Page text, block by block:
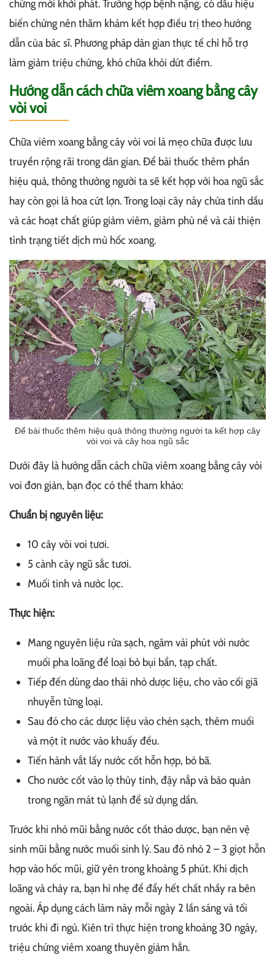
chứng mới khởi phát. Trường hợp bệnh nặng, có dấu hiệu
biến chứng nên thăm khám kết hợp điều trị theo hướng
dẫn của bác sĩ. Phương pháp dân gian thực tế chỉ hỗ trợ
làm giảm triệu chứng, khó chữa khỏi dứt điểm.
Hướng dẫn cách chữa viêm xoang bằng cây
vòi voi
Chữa viêm xoang bằng cây vòi voi là mẹo chữa được lưu
truyền rộng rãi trong dân gian. Để bài thuốc thêm phần
hiệu quả, thông thường người ta sẽ kết hợp với hoa ngũ sắc
hay còn gọi là hoa cứt lợn. Trong loại cây này chứa tinh dầu
và các hoạt chất giúp giảm viêm, giảm phù nề và cải thiện
tình trạng tiết dịch mủ hốc xoang.
Để bài thuốc thêm hiệu quả thông thường người ta kết hợp cây
vòi voi và cây hoa ngũ sắc
Dưới đây là hướng dẫn cách chữa viêm xoang bằng cây vòi
voi đơn giản, bạn đọc có thể tham khảo:
Chuẩn bị nguyên liệu:
10 cây vòi voi tươi.
5 cành cây ngũ sắc tươi.
Muối tinh và nước lọc.
Thực hiện:
Mang nguyên liệu rửa sạch, ngâm vài phút với nước
muối pha loãng để loại bỏ bụi bẩn, tạp chất.
Tiếp đến dùng dao thái nhỏ dược liệu, cho vào cối giã
nhuyễn từng loại.
Sau đó cho các dược liệu vào chén sạch, thêm muối
và một ít nước vào khuấy đều.
Tiến hành vắt lấy nước cốt hỗn hợp, bỏ bã.
Cho nước cốt vào lọ thủy tinh, đậy nắp và bảo quản
trong ngăn mát tủ lạnh để sử dụng dần.
Trước khi nhỏ mũi bằng nước cốt thảo dược, bạn nên vệ
sinh mũi bằng nước muối sinh lý. Sau đó nhỏ 2 – 3 giọt hỗn
hợp vào hốc mũi, giữ yên trong khoảng 5 phút. Khi dịch
loãng và chảy ra, bạn hỉ nhẹ để đẩy hết chất nhầy ra bên
ngoài. Áp dụng cách làm này mỗi ngày 2 lần sáng và tối
trước khi đi ngủ. Kiên trì thực hiện trong khoảng 30 ngày,
triệu chứng viêm xoang thuyên giảm hẳn.